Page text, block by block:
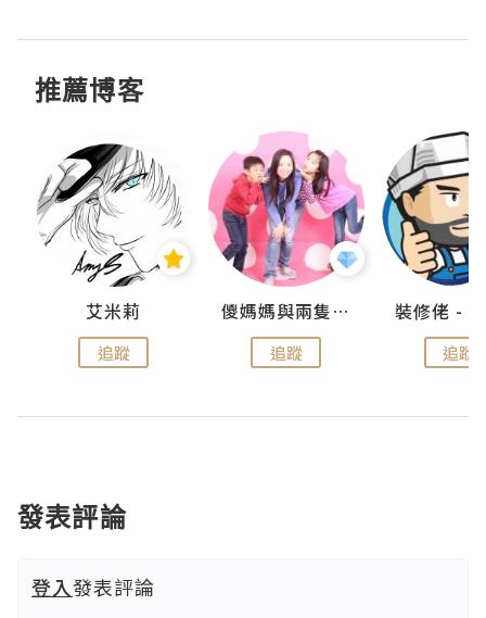
推薦博客
艾米莉
追蹤
儍媽媽與兩隻小魔怪之家
追蹤 追蹤
發表評論
登入發表評論